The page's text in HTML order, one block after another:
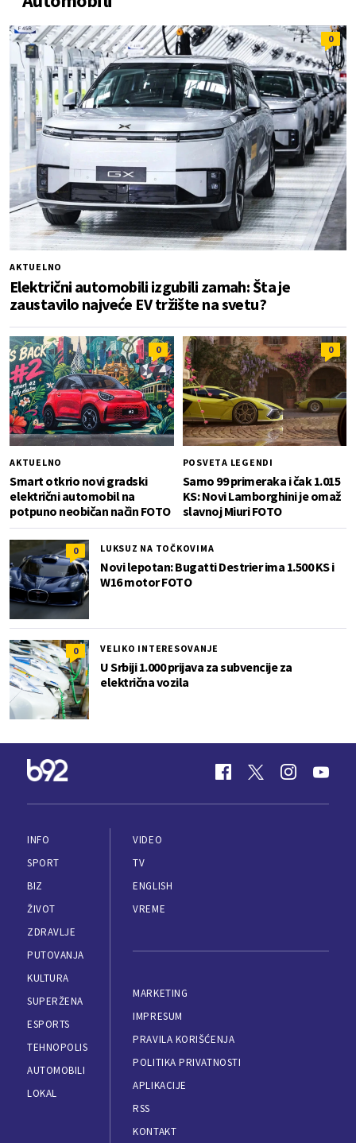
0
AKTUELNO
Električni automobili izgubili zamah: Šta je
zaustavilo najveće EV tržište na svetu?
0
AKTUELNO
Smart otkrio novi gradski
električni automobil na
potpuno neobičan način FOTO
0
POSVETA LEGENDI
Samo 99 primeraka i čak 1.015
KS: Novi Lamborghini je omaž
slavnoj Miuri FOTO
0 LUKSUZ NA TOČKOVIMA
Novi lepotan: Bugatti Destrier ima 1.500 KS i
W16 motor FOTO
0 VELIKO INTERESOVANJE
U Srbiji 1.000 prijava za subvencije za
električna vozila
INFO
SPORT
BIZ
ŽIVOT
ZDRAVLJE
PUTOVANJA
KULTURA
SUPERŽENA
ESPORTS
TEHNOPOLIS
AUTOMOBILI
LOKAL
VIDEO
TV
ENGLISH
VREME
MARKETING
IMPRESUM
PRAVILA KORIŠĆENJA
POLITIKA PRIVATNOSTI
APLIKACIJE
RSS
KONTAKT